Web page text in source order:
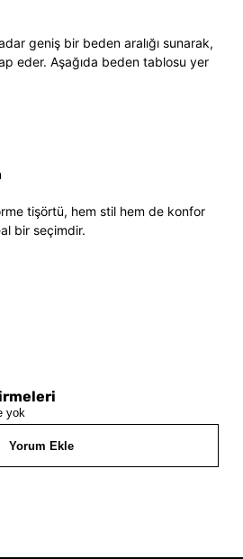
geniş bir beden aralığı sunarak,
eder. Aşağıda beden tablosu yer
tişörtü, hem stil hem de konfor
bir seçimdir.
yok
Yorum Ekle